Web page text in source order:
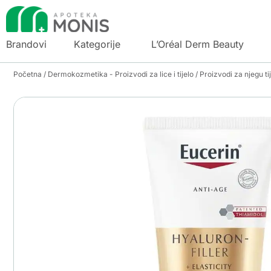
Brandovi Kategorije L’Oréal Derm Beauty
Početna / Dermokozmetika - Proizvodi za lice i tijelo / Proizvodi za njegu